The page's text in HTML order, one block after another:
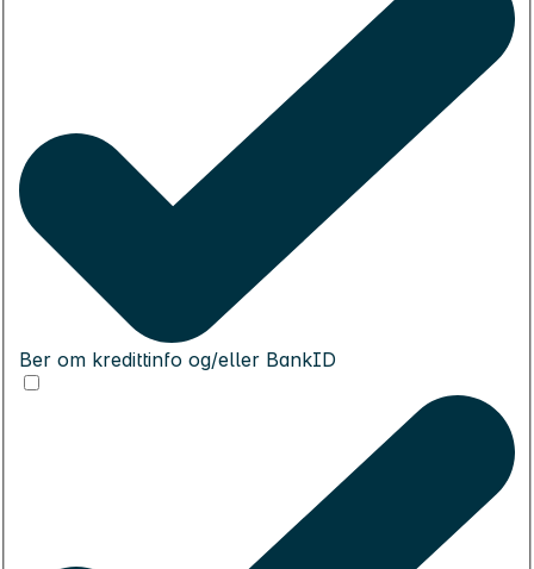
Ber om kredittinfo og/eller BankID